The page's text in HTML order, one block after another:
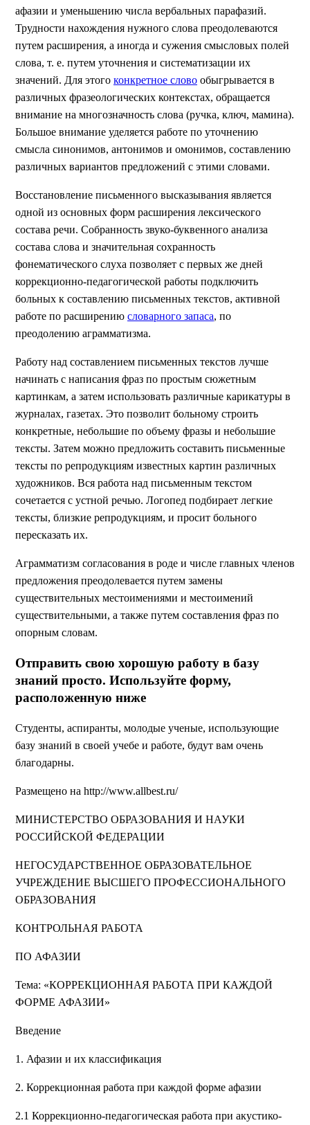
афазии и уменьшению числа вербальных парафазий.
Трудности нахождения нужного слова преодолеваются
путем расширения, а иногда и сужения смысловых полей
слова, т. е. путем уточнения и систематизации их
значений. Для этого конкретное слово обыгрывается в
различных фразеологических контекстах, обращается
внимание на многозначность слова (ручка, ключ, мамина).
Большое внимание уделяется работе по уточнению
смысла синонимов, антонимов и омонимов, составлению
различных вариантов предложений с этими словами.
Восстановление письменного высказывания является
одной из основных форм расширения лексического
состава речи. Собранность звуко-буквенного анализа
состава слова и значительная сохранность
фонематического слуха позволяет с первых же дней
коррекционно-педагогической работы подключить
больных к составлению письменных текстов, активной
работе по расширению словарного запаса, по
преодолению аграмматизма.
Работу над составлением письменных текстов лучше
начинать с написания фраз по простым сюжетным
картинкам, а затем использовать различные карикатуры в
журналах, газетах. Это позволит больному строить
конкретные, небольшие по объему фразы и небольшие
тексты. Затем можно предложить составить письменные
тексты по репродукциям известных картин различных
художников. Вся работа над письменным текстом
сочетается с устной речью. Логопед подбирает легкие
тексты, близкие репродукциям, и просит больного
пересказать их.
Аграмматизм согласования в роде и числе главных членов
предложения преодолевается путем замены
существительных местоимениями и местоимений
существительными, а также путем составления фраз по
опорным словам.
Отправить свою хорошую работу в базу
знаний просто. Используйте форму,
расположенную ниже
Студенты, аспиранты, молодые ученые, использующие
базу знаний в своей учебе и работе, будут вам очень
благодарны.
Размещено на http://www.allbest.ru/
МИНИСТЕРСТВО ОБРАЗОВАНИЯ И НАУКИ
РОССИЙСКОЙ ФЕДЕРАЦИИ
НЕГОСУДАРСТВЕННОЕ ОБРАЗОВАТЕЛЬНОЕ
УЧРЕЖДЕНИЕ ВЫСШЕГО ПРОФЕССИОНАЛЬНОГО
ОБРАЗОВАНИЯ
КОНТРОЛЬНАЯ РАБОТА
ПО АФАЗИИ
Тема: «КОРРЕКЦИОННАЯ РАБОТА ПРИ КАЖДОЙ
ФОРМЕ АФАЗИИ»
Введение
1. Афазии и их классификация
2. Коррекционная работа при каждой форме афазии
2.1 Коррекционно-педагогическая работа при акустико-